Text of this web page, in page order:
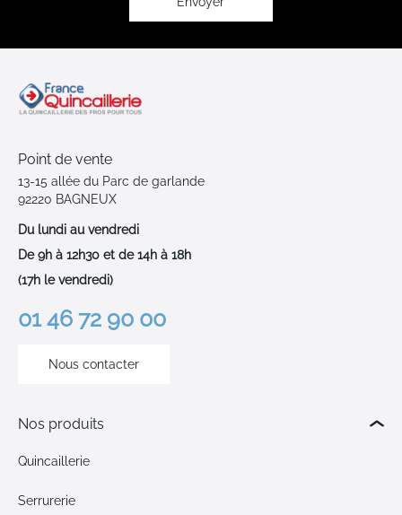
Point de vente
13-15 allée du Parc de garlande
92220 BAGNEUX
Du lundi au vendredi
De 9h à 12h30 et de 14h à 18h
(17h le vendredi)
01 46 72 90 00
Nous contacter
Nos produits
Quincaillerie
Serrurerie